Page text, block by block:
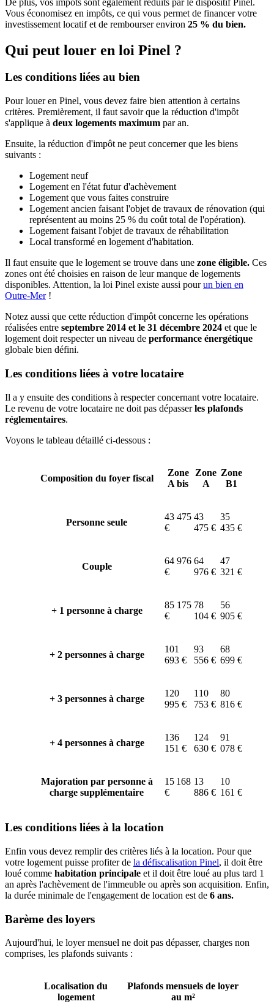
Vous économisez en impôts, ce qui vous permet de financer votre
investissement locatif et de rembourser environ 25 % du bien.
Qui peut louer en loi Pinel ?
Les conditions liées au bien
Pour louer en Pinel, vous devez faire bien attention à certains
critères. Premièrement, il faut savoir que la réduction d'impôt
s'applique à deux logements maximum par an.
Ensuite, la réduction d'impôt ne peut concerner que les biens
suivants :
Logement neuf
Logement en l'état futur d'achèvement
Logement que vous faites construire
Logement ancien faisant l'objet de travaux de rénovation (qui
représentent au moins 25 % du coût total de l'opération).
Logement faisant l'objet de travaux de réhabilitation
Local transformé en logement d'habitation.
Il faut ensuite que le logement se trouve dans une zone éligible. Ces
zones ont été choisies en raison de leur manque de logements
disponibles. Attention, la loi Pinel existe aussi pourun bien en
Outre-Mer!
Notez aussi que cette réduction d'impôt concerne les opérations
réalisées entre septembre 2014 et le 31 décembre 2024 et que le
logement doit respecter un niveau de performance énergétique
globale bien défini.
Les conditions liées à votre locataire
Il a y ensuite des conditions à respecter concernant votre locataire.
Le revenu de votre locataire ne doit pas dépasserles plafonds
réglementaires.
Voyons le tableau détaillé ci-dessous :
Composition du foyer fiscal
Zone
A bis
Zone
A
Zone
B1
Personne seule
43 475
€
43
475 €
35
435 €
Couple
64 976
€
64
976 €
47
321 €
+ 1 personne à charge
85 175
€
78
104 €
56
905 €
+ 2 personnes à charge
101
693 €
93
556 €
68
699 €
+ 3 personnes à charge
120
995 €
110
753 €
80
816 €
+ 4 personnes à charge
136
151 €
124
630 €
91
078 €
Majoration par personne à
charge supplémentaire
15 168
€
13
886 €
10
161 €
Les conditions liées à la location
Enfin vous devez remplir des critères liés à la location. Pour que
votre logement puisse profiter de la défiscalisation Pinel, il doit être
loué comme habitation principale et il doit être loué au plus tard 1
an après l'achèvement de l'immeuble ou après son acquisition. Enfin,
la durée minimale de l'engagement de location est de 6 ans.
Barème des loyers
Aujourd'hui, le loyer mensuel ne doit pas dépasser, charges non
comprises, les plafonds suivants :
Localisation du
logement
Plafonds mensuels de loyer
au m²